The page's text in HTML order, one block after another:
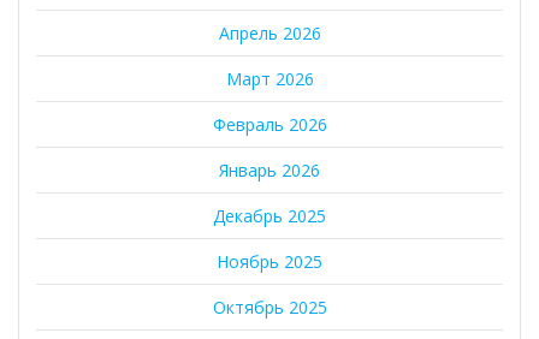
Апрель 2026
Март 2026
Февраль 2026
Январь 2026
Декабрь 2025
Ноябрь 2025
Октябрь 2025